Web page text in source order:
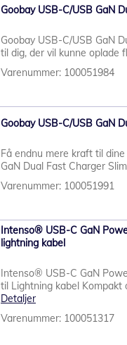
Goobay USB-C/USB GaN
Goobay USB-C/USB GaN
til dig, der vil kunne oplade
Varenummer: 100051984
Goobay USB-C/USB GaN
Få endnu mere kraft til
GaN Dual Fast Charger
Varenummer: 100051991
Intenso® USB-C GaN
lightning kabel
Intenso® USB-C GaN
til Lightning kabel Kompakt
Detaljer
Varenummer: 100051317